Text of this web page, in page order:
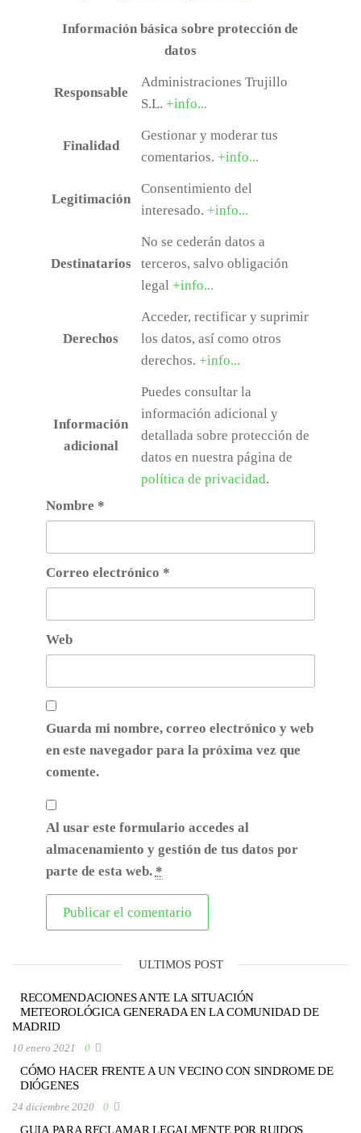
Información básica sobre protección de
datos
Responsable
Administraciones Trujillo
S.L. +info...
Finalidad
Gestionar y moderar tus
comentarios. +info...
Legitimación
Consentimiento del
interesado. +info...
Destinatarios
No se cederán datos a
terceros, salvo obligación
legal +info...
Derechos
Acceder, rectificar y suprimir
los datos, así como otros
derechos. +info...
Información
adicional
Puedes consultar la
información adicional y
detallada sobre protección de
datos en nuestra página de
política de privacidad.
Nombre *
Correo electrónico *
Web
Guarda mi nombre, correo electrónico y web
en este navegador para la próxima vez que
comente.
Al usar este formulario accedes al
almacenamiento y gestión de tus datos por
parte de esta web. *
ULTIMOS POST
RECOMENDACIONES ANTE LA SITUACIÓN
METEOROLÓGICA GENERADA EN LA COMUNIDAD DE
MADRID
10 enero 2021 0
CÓMO HACER FRENTE A UN VECINO CON SINDROME DE
DIÓGENES
24 diciembre 2020 0
GUIA PARA RECLAMAR LEGALMENTE POR RUIDOS